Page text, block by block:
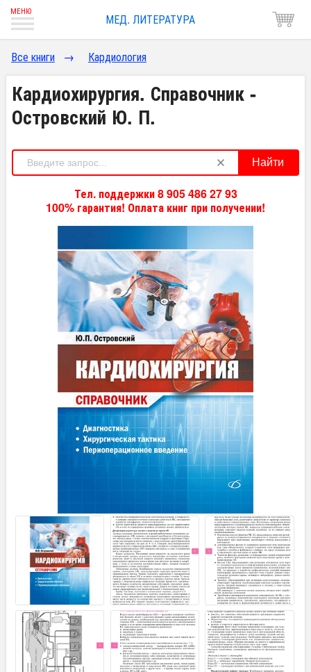
МЕД. ЛИТЕРАТУРА
Все книги → Кардиология
Кардиохирургия. Справочник -
Островский Ю. П.
Найти
Тел. поддержки 8 905 486 27 93
100% гарантия! Оплата книг при получении!